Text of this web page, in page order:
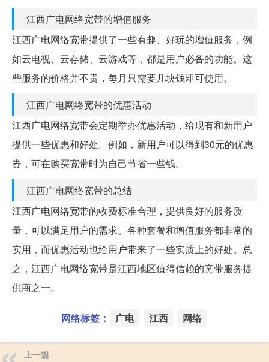
江西广电网络宽带的增值服务
江西广电网络宽带提供了一些有趣、好玩的增值服务，例
如云电视、云存储、云游戏等，都是用户必备的功能。这
些服务的价格并不贵，每月只需要几块钱即可使用。
江西广电网络宽带的优惠活动
江西广电网络宽带会定期举办优惠活动，给现有和新用户
提供一些优惠和好处。例如，新用户可以得到30元的优惠
券，可在购买宽带时为自己节省一些钱。
江西广电网络宽带的总结
江西广电网络宽带的收费标准合理，提供良好的服务质
量，可以满足用户的需求。各种套餐和增值服务都非常的
实用，而优惠活动也给用户带来了一些实质上的好处。总
之，江西广电网络宽带是江西地区值得信赖的宽带服务提
供商之一。
网络标签： 广电 江西 网络
上一篇